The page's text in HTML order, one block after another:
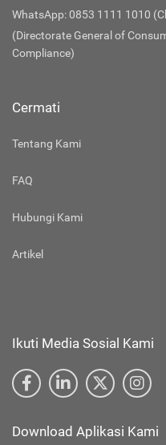
WhatsApp: 0853 1111 1010
(Directorate General of
Compliance)
Cermati
Tentang Kami
FAQ
Hubungi Kami
Artikel
Ikuti Media Sosial Kami
Download Aplikasi Kami